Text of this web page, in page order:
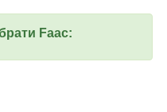
Faac: